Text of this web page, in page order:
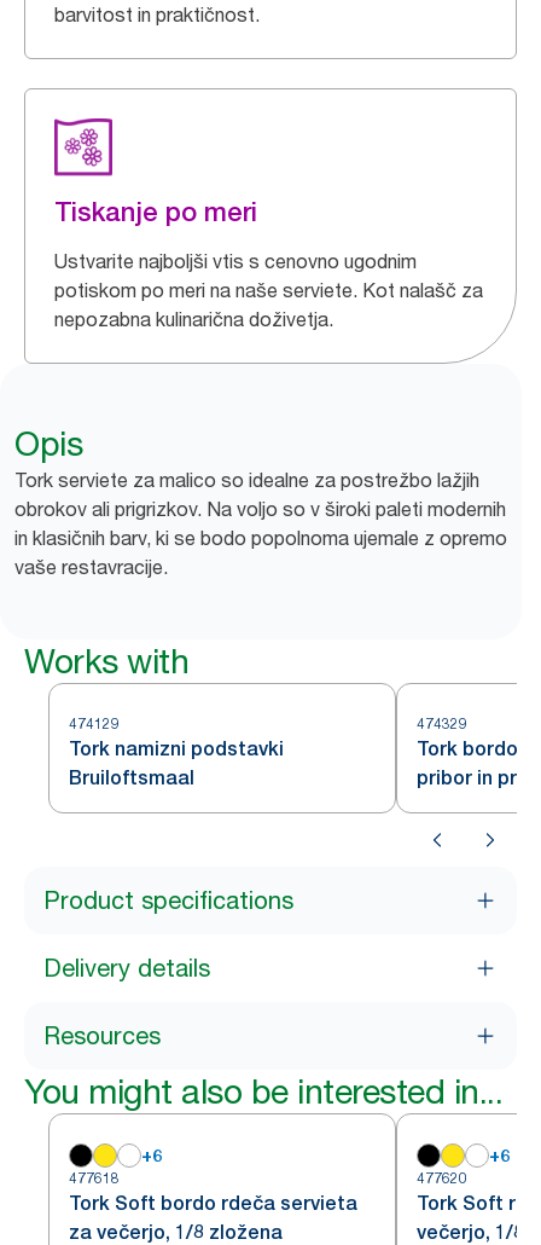
barvitost in praktičnost.
Tiskanje po meri
Ustvarite najboljši vtis s cenovno ugodnim
potiskom po meri na naše serviete. Kot nalašč za
nepozabna kulinarična doživetja.
Opis
Tork serviete za malico so idealne za postrežbo lažjih
obrokov ali prigrizkov. Na voljo so v široki paleti modernih
in klasičnih barv, ki se bodo popolnoma ujemale z opremo
vaše restavracije.
Works with
474129
Tork namizni podstavki
Bruiloftsmaal
474329
Tork bordo
pribor in
slonovine
Product specifications
Delivery details
Resources
You might also be interested in...
+6
477618
Tork Soft bordo rdeča servieta
za večerjo, 1/8 zložena
+6
477620
Tork Soft
večerjo, 1/8